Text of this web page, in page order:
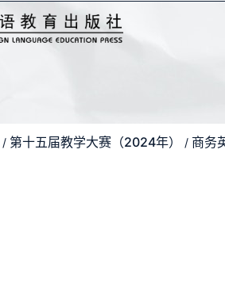
/ 第十五届教学大赛（2024年） / 商务